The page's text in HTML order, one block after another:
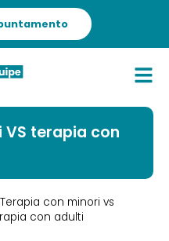
terapia con
con minori vs
con adulti